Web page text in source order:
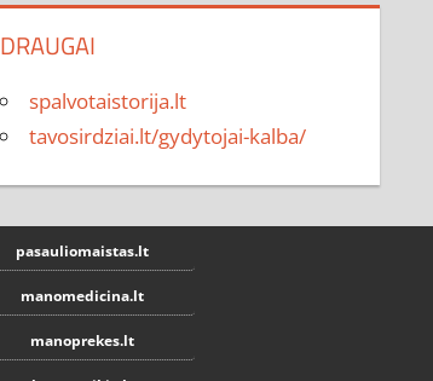
DRAUGAI
spalvotaistorija.lt
tavosirdziai.lt/gydytojai-kalba/
pasauliomaistas.lt
manomedicina.lt
manoprekes.lt